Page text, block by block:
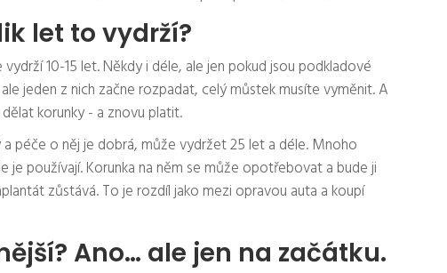
let to vydrží?
10-15 let. Někdy i déle, ale jen pokud jsou podkladové
jeden z nich začne rozpadat, celý můstek musíte vyměnit. A
korunky - a znovu platit.
péče o něj je dobrá, může vydržet 25 let a déle. Mnoho
je používají. Korunka na něm se může opotřebovat a bude ji
zůstává. To je rozdíl jako mezi opravou auta a koupí
Ano… ale jen na začátku.